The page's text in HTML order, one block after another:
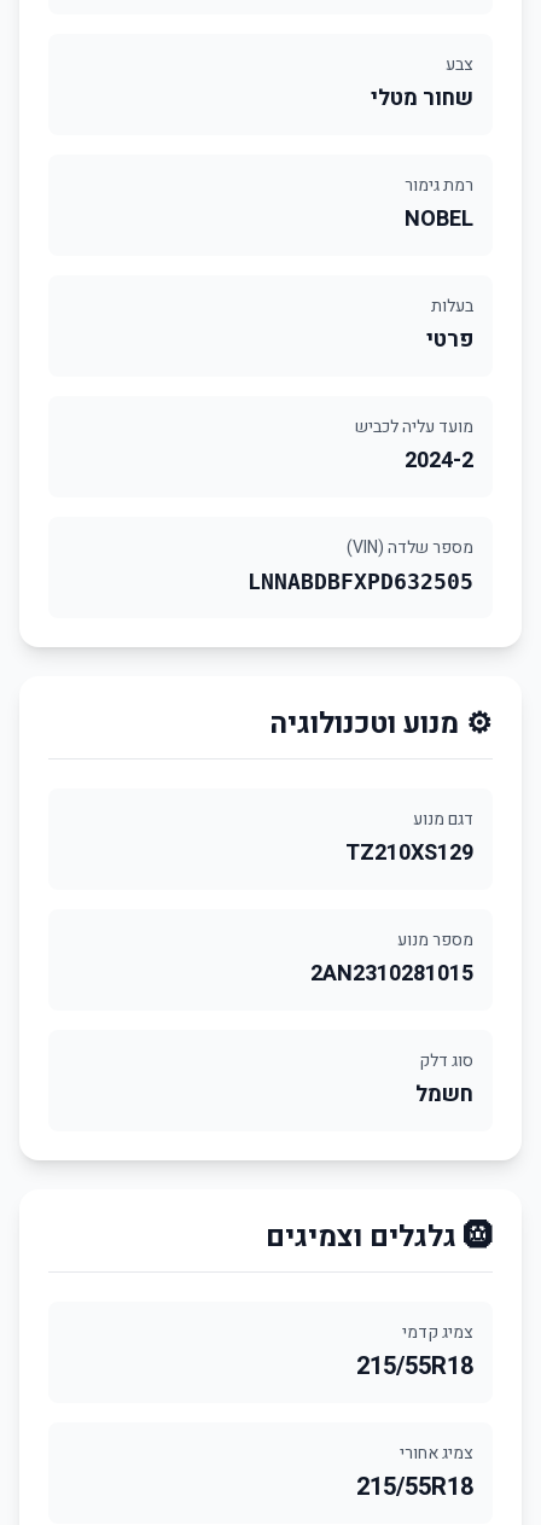
צבע
שחור מטלי
רמת גימור
NOBEL
בעלות
פרטי
מועד עליה לכביש
2024-2
מספר שלדה (VIN)
LNNABDBFXPD632505
⚙️ מנוע וטכנולוגיה
דגם מנוע
TZ210XS129
מספר מנוע
2AN2310281015
סוג דלק
חשמל
🛞 גלגלים וצמיגים
צמיג קדמי
215/55R18
צמיג אחורי
215/55R18